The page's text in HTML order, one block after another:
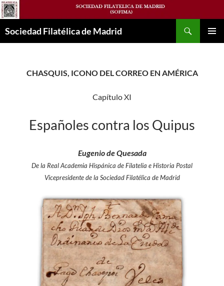
Saltar
al
contenido
Sociedad Filatélica de Madrid
CHASQUIS, ICONO DEL CORREO EN AMÉRICA
Capítulo XI
Españoles contra los Quipus
Eugenio de Quesada
De la Real Academia Hispánica de Filatelia e Historia Postal
Vicepresidente de la Sociedad Filatélica de Madrid